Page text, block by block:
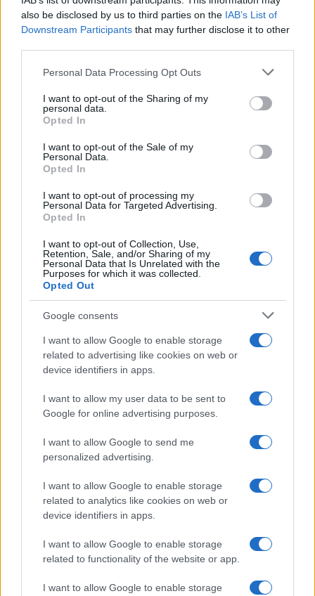
also be disclosed by us to third parties on the IAB’s List of
Downstream Participants that may further disclose it to other
Please note that this website/app uses one or more Google
not limited to your visit or usage behaviour. You may click to
grant or deny consent to Google and its third-party tags to
use your data for below specified purposes in below Google
consent section.
Personal Data Processing Opt Outs
I want to opt-out of the Sharing of my
personal data.
Opted In
I want to opt-out of the Sale of my
Personal Data.
Opted In
I want to opt-out of processing my
Personal Data for Targeted Advertising.
Opted In
I want to opt-out of Collection, Use,
Retention, Sale, and/or Sharing of my
Personal Data that Is Unrelated with the
Purposes for which it was collected.
Opted Out
Google consents
I want to allow Google to enable storage
related to advertising like cookies on web or
device identifiers in apps.
I want to allow my user data to be sent to
Google for online advertising purposes.
I want to allow Google to send me
personalized advertising.
I want to allow Google to enable storage
related to analytics like cookies on web or
device identifiers in apps.
I want to allow Google to enable storage
related to functionality of the website or app.
I want to allow Google to enable storage
À lire aussi
facture
Infos Rédaction · 27 Août 2025